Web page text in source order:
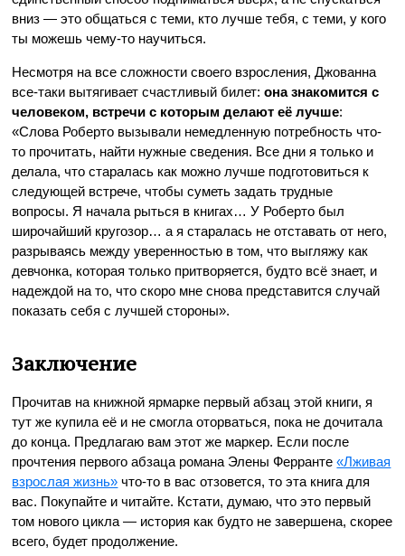
вниз — это общаться с теми, кто лучше тебя, с теми, у кого
ты можешь чему-то научиться.
Несмотря на все сложности своего взросления, Джованна
все-таки вытягивает счастливый билет:она знакомится с
человеком, встречи с которым делают её лучше:
«Слова Роберто вызывали немедленную потребность что-
то прочитать, найти нужные сведения. Все дни я только и
делала, что старалась как можно лучше подготовиться к
следующей встрече, чтобы суметь задать трудные
вопросы. Я начала рыться в книгах… У Роберто был
широчайший кругозор… а я старалась не отставать от него,
разрываясь между уверенностью в том, что выгляжу как
девчонка, которая только притворяется, будто всё знает, и
надеждой на то, что скоро мне снова представится случай
показать себя с лучшей стороны».
Заключение
Прочитав на книжной ярмарке первый абзац этой книги, я
тут же купила её и не смогла оторваться, пока не дочитала
до конца. Предлагаю вам этот же маркер. Если после
прочтения первого абзаца романа Элены Ферранте«Лживая
взрослая жизнь» что-то в вас отзовется, то эта книга для
вас. Покупайте и читайте. Кстати, думаю, что это первый
том нового цикла — история как будто не завершена, скорее
всего, будет продолжение.